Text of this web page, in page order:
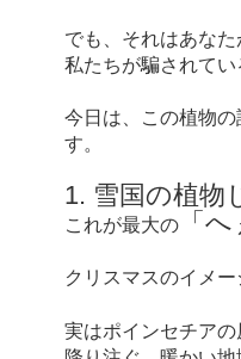
でも、それはあな
私たちが騙されて
今日は、この植物
す。
1. 雪国の植物
これが最大の 「
クリスマスのイメ
実はポインセチア